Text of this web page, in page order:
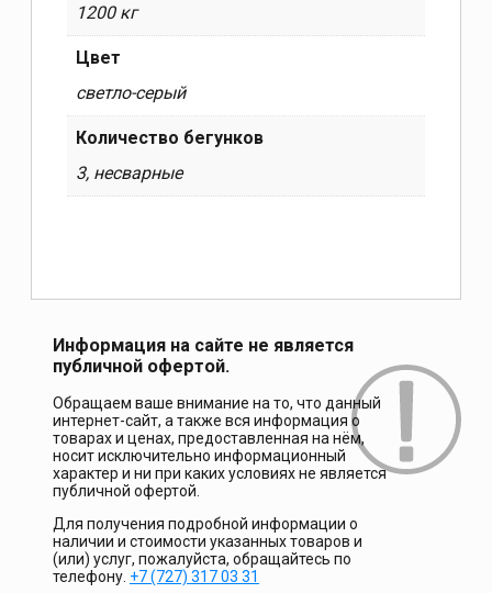
1200 кг
Цвет
светло-серый
Количество бегунков
3, несварные
Информация на сайте не является
публичной офертой.
Обращаем ваше внимание на то, что данный
интернет-сайт, а также вся информация о
товарах и ценах, предоставленная на нём,
носит исключительно информационный
характер и ни при каких условиях не является
публичной офертой.
Для получения подробной информации о
наличии и стоимости указанных товаров и
(или) услуг, пожалуйста, обращайтесь по
телефону. +7 (727) 317 03 31